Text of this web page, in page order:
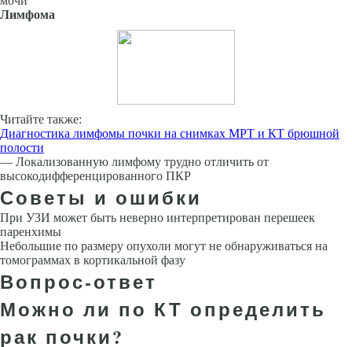
Лимфома
Читайте также:
Диагностика лимфомы почки на снимках МРТ и КТ брюшной
полости
— Локализованную лимфому трудно отличить от
высокодифференцированного ПКР
Советы и ошибки
При УЗИ может быть неверно интерпретирован перешеек
паренхимы
Небольшие по размеру опухоли могут не обнаруживаться на
томограммах в кортикальной фазу
Вопрос-ответ
Можно ли по КТ определить
рак почки?